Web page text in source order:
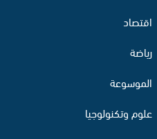
اقتصاد
رياضة
الموسوعة
علوم وتكنولوجيا